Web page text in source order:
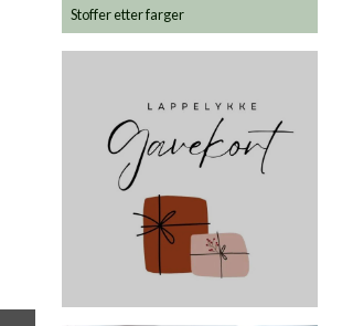
Stoffer etter farger